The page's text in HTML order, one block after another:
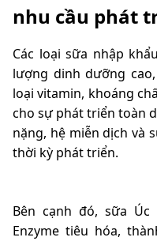
nhu cầu phát
Các loại sữa nhập
lượng dinh dưỡng
loại vitamin, khoáng
cho sự phát triển toàn
nặng, hệ miễn dịch và
thời kỳ phát triển.
Bên cạnh đó, sữa
Enzyme tiêu hóa,